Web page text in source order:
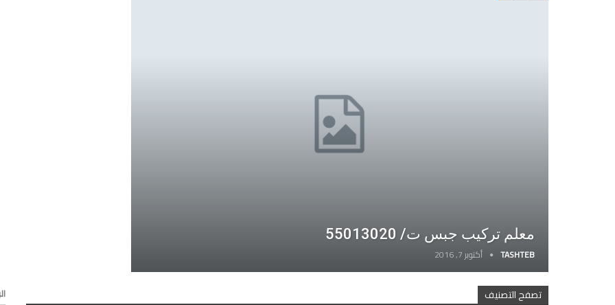
معلم تركيب جبس ت/ 55013020
TASHTEB أكتوبر 7, 2016
تصفح التصنيف